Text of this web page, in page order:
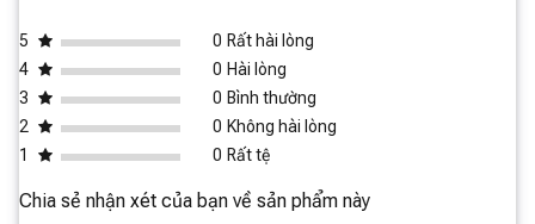
lịch, sản phẩm dễ dàng phối hợp với mọi không gian nội
thất, từ phòng khách đến phòng ngủ hay văn phòng làm
việc.
5 0 Rất hài lòng
4
0 Hài lòng
3
0 Bình thường
2
0 Không hài lòng
1
0 Rất tệ
Chia sẻ nhận xét của bạn về sản phẩm này